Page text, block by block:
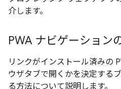
介します。
PWA ナビゲーション
リンクがインストール済みの
ウザタブで開くかを決定する
る方法について説明します。